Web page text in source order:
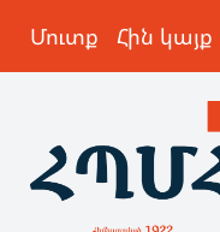
Մուտք Հին կայք